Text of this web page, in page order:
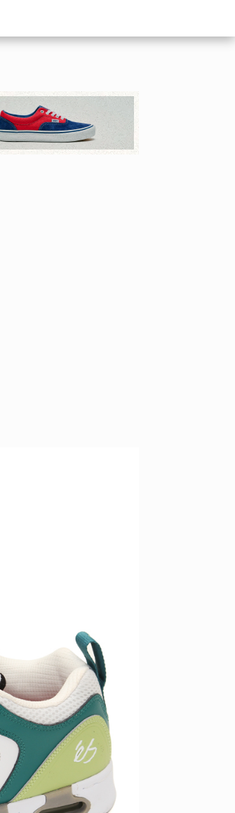
ID
IZURU NAGAHARA / 永原依弦
2026.08.05